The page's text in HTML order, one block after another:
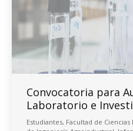
Convocatoria para
Laboratorio e
Estudiantes, Facultad de Ciencias